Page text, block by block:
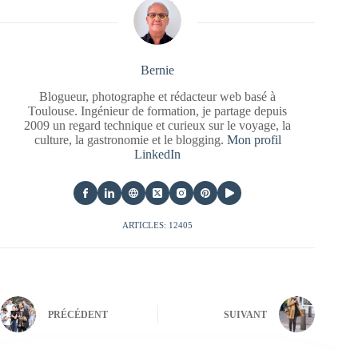
Bernie
Blogueur, photographe et rédacteur web basé à
Toulouse. Ingénieur de formation, je partage depuis
2009 un regard technique et curieux sur le voyage, la
culture, la gastronomie et le blogging. Mon profil
LinkedIn
ARTICLES: 12405
PRÉCÉDENT SUIVANT